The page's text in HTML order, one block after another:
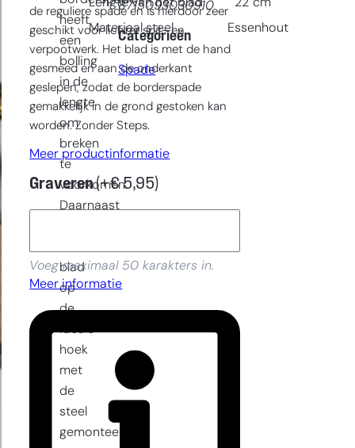
de reguliere spade en is hierdoor zeer
geschikt voor lichter spit- en
verpootwerk. Het blad is met de hand
gesmeed en aan de onderkant
geslepen, zodat de borderspade
gemakkelijk in de grond gestoken kan
worden. Zonder Steps.
Meer productinformatie
Graveren(+€5,95)
Voeg maximaal 50 karakters in.
Meer informatie
heeft
een
bolling
in de
lengte
om
breken
te
voorkomen.
Daarnaast
blad
op
de
ideale
hoek
met
de
steel
gemonteerd,
Lengte van het blad 22 cm
Materiaal steel Essenhout
8715093030910
Categorieën
Spade